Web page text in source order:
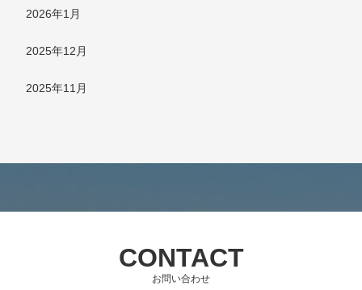
2026年1月
2025年12月
2025年11月
CONTACT
お問い合わせ